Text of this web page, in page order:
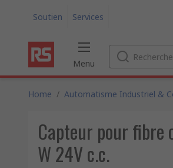
Soutien Services
Menu
Home / Automatisme Industriel &
Capteur pour fibre
W 24V c.c.